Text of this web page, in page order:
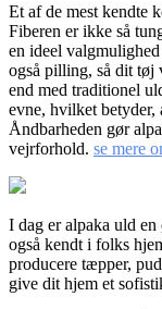
Et af de mest kendte
Fiberen er ikke så
en ideel
også pilling, så dit tøj
end med traditionel
evne, hvilket
Åndbarheden gør
vejrforhold. se mere
I dag er alpaka uld
også kendt i folks
producere tæpper,
give dit hjem et